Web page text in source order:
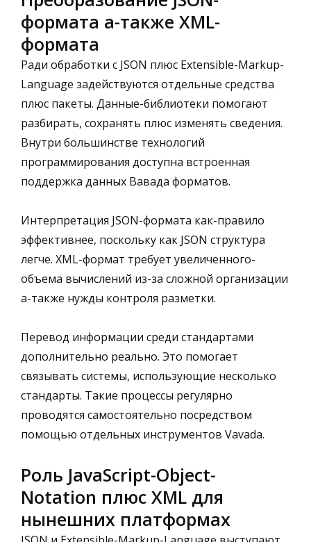
формата а-также XML-
формата
Ради обработки с JSON плюс Extensible-Markup-
Language задействуются отдельные средства
плюс пакеты. Данные-библиотеки помогают
разбирать, сохранять плюс изменять сведения.
Внутри большинстве технологий
программирования доступна встроенная
поддержка данных Вавада форматов.
Интерпретация JSON-формата как-правило
эффективнее, поскольку как JSON структура
легче. XML-формат требует увеличенного-
объема вычислений из-за сложной организации
а-также нужды контроля разметки.
Перевод информации среди стандартами
дополнительно реально. Это помогает
связывать системы, использующие несколько
стандарты. Такие процессы регулярно
проводятся самостоятельно посредством
помощью отдельных инструментов Vavada.
Роль JavaScript-Object-
Notation плюс XML для
нынешних платформах